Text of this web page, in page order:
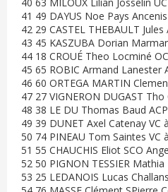
41 49 DAYUS Noe Pays
42 29 CASTEL THEBAULT
43 45 KASZUBA Dorian
44 18 CROUÉ Theo Locminé
45 65 ROBIC Armand Lanester
46 60 ORTEGA MARTIN
47 27 VIGNERON DUGAST
48 38 LE DU Thomas Baud
49 39 DUNET Axel Catenay VC
50 74 PINEAU Tom Saintes VC
51 55 CHAUCHIS Eliot SCO
52 50 PIGNON TESSIER
53 25 LEDANOIS Lucas